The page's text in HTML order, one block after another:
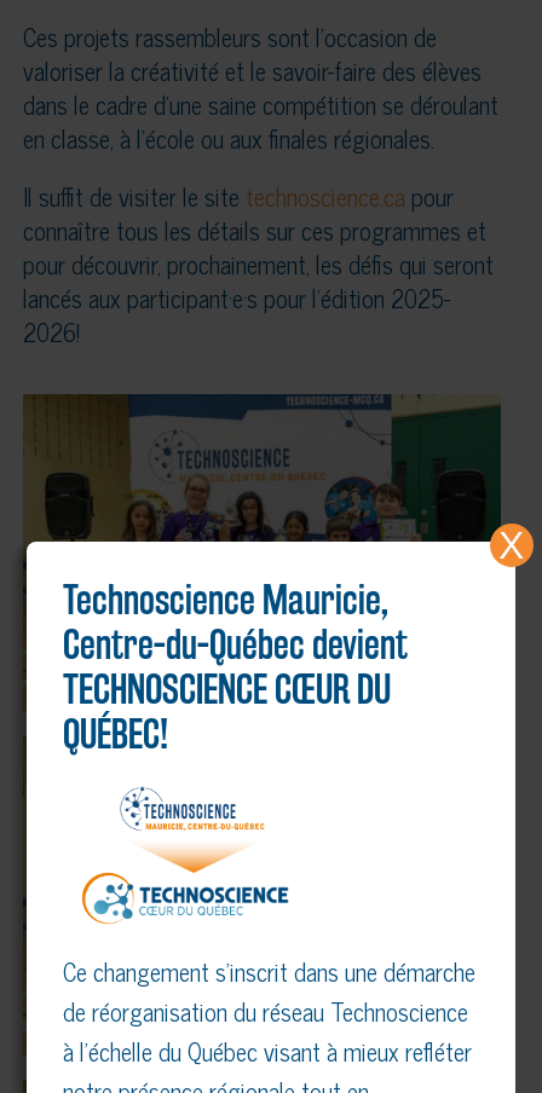
Ces projets rassembleurs sont l’occasion de
valoriser la créativité et le savoir-faire des élèves
dans le cadre d’une saine compétition se déroulant
en classe, à l’école ou aux finales régionales.
Il suffit de visiter le site technoscience.ca pour
connaître tous les détails sur ces programmes et
pour découvrir, prochainement, les défis qui seront
lancés aux participant·e·s pour l’édition 2025-
2026!
Technoscience Mauricie,
Centre-du-Québec devient
TECHNOSCIENCE CŒUR DU
QUÉBEC!
Ce changement s’inscrit dans une démarche
de réorganisation du réseau Technoscience
à l’échelle du Québec visant à mieux refléter
X